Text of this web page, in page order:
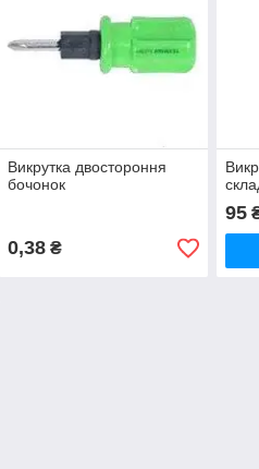
Викрутка двостороння
бочонок
0,38₴
95